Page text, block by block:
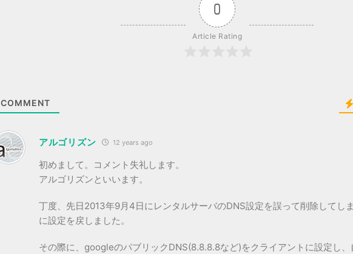
0
Article Rating
COMMENT
アルゴリズン 12 years ago
初めまして。コメント失礼します。
アルゴリズンといいます。
丁度、先日2013年9月4日にレンタルサーバのDNS設定を誤って削除してし
に設定を戻しました。
その際に、googleのパブリックDNS(8.8.8.8など)をクライアントに設定し